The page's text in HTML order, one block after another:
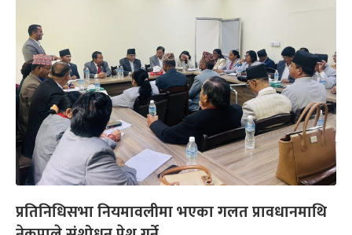
प्रतिनिधिसभा नियमावलीमा भएका गलत प्रावधानमाथि